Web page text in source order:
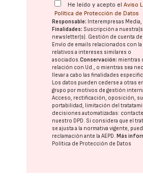
He leído y acepto elAviso
Política de Protección de Datos
Responsable: Interempresas Media,
Finalidades: Suscripción a
newsletter(s). Gestión de cuenta
Envío de emails relacionados con la
relativos a intereses similares o
asociados.Conservación: mientras
relación con Ud., o mientras sea
llevar a cabo las finalidades
Los datos pueden cederse a otras
grupo por motivos de gestión
Acceso, rectificación, oposición,
portabilidad, limitación del
decisiones automatizadas:
nuestro DPD. Si considera que el
se ajusta a la normativa vigente,
reclamación ante laAEPD.Más
Política de Protección de Datos